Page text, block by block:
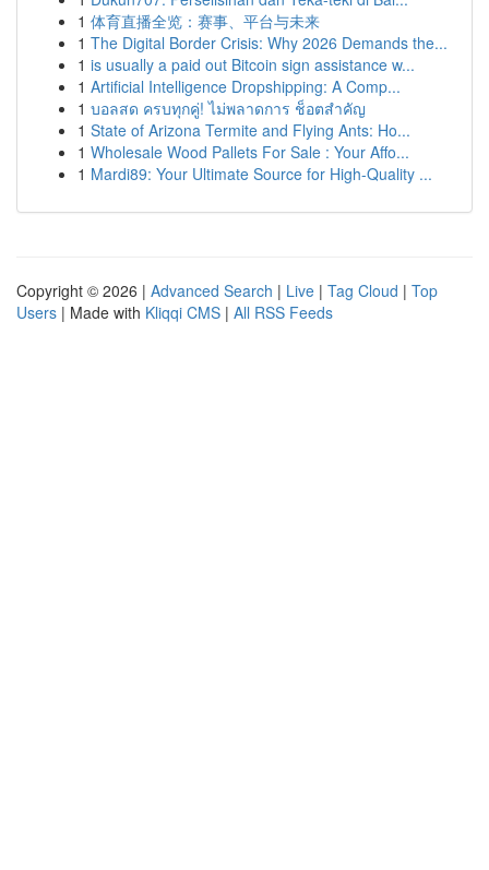
1 体育直播全览：赛事、平台与未来
1 The Digital Border Crisis: Why 2026 Demands the...
1 is usually a paid out Bitcoin sign assistance w...
1 Artificial Intelligence Dropshipping: A Comp...
1 บอลสด ครบทุกคู่! ไม่พลาดการ ช็อตสำคัญ
1 State of Arizona Termite and Flying Ants: Ho...
1 Wholesale Wood Pallets For Sale : Your Affo...
1 Mardi89: Your Ultimate Source for High-Quality ...
Copyright © 2026 | Advanced Search | Live | Tag Cloud | Top
Users | Made with Kliqqi CMS | All RSS Feeds